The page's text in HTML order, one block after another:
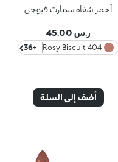
أحمر شفاه سمارت فيوجن
ر.س 45.00
404 Rosy Biscuit
+36
أضف إلى السلة